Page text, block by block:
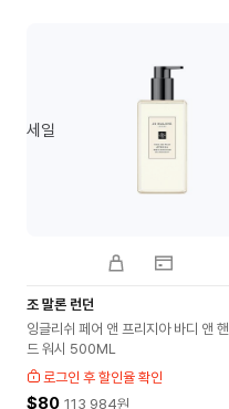
세일
조 말론 런던
잉글리쉬 페어 앤 프리지아 바디 앤 핸
드 워시 500ML
로그인 후 할인율 확인
$80 113,984원